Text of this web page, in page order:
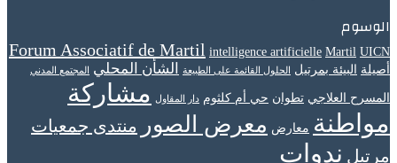
الوسوم
Forum Associatif de Martil intelligence artificielle Martil UICN
أصيلة البيئة بمرتيل الحلول القائمة على الطبيعة الشأن المحلي المجتمع المدني
المسرح العلاجي تطوان حي أم كلثوم دار المقاول
مشاركة
مواطنة معارض معرض الصور
منتدى جمعيات
مرتيل ندوات